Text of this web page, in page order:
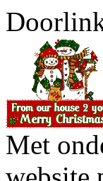
Met